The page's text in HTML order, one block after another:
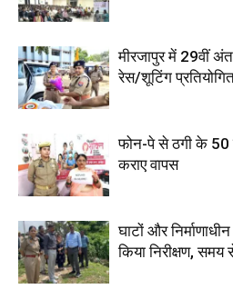
मीरजापुर में 29वीं
रेस/शूटिंग
फोन-पे से ठगी के 50
कराए वापस
घाटों और
किया निरीक्षण, समय